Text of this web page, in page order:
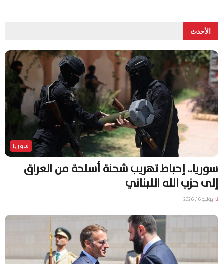
الأحدث
سوريا
سوريا.. إحباط تهريب شحنة أسلحة من العراق
إلى حزب الله اللبناني
يوليو 16, 2026